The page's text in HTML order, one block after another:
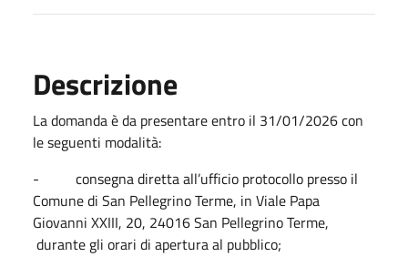
Descrizione
La domanda è da presentare entro il 31/01/2026 con
le seguenti modalità:
- consegna diretta all’ufficio protocollo presso il
Comune di San Pellegrino Terme, in Viale Papa
Giovanni XXIII, 20, 24016 San Pellegrino Terme,
durante gli orari di apertura al pubblico;